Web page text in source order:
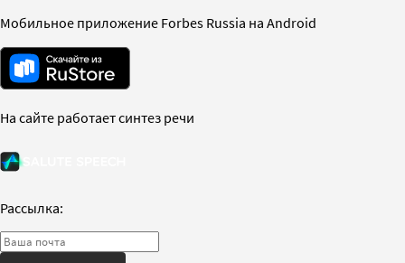
Мобильное приложение Forbes Russia на Android
На сайте работает синтез речи
Рассылка: